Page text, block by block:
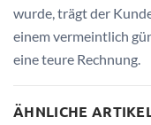
wurde, trägt der
einem vermeintlich
eine teure Rechnung.
ÄHNLICHE